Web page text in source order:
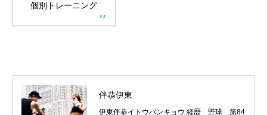
個別トレーニング
伴恭伊東
伊東伴恭イトウバンキョウ 経歴 野球 第84